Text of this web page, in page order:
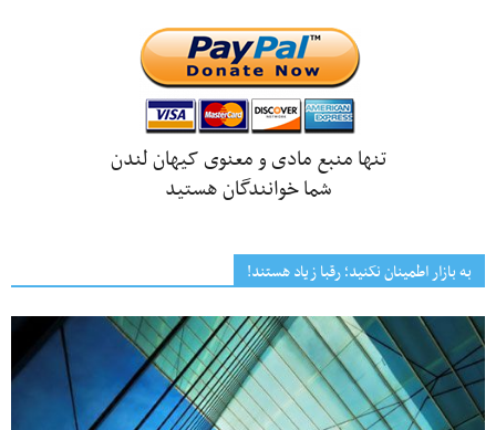
تنها منبع مادی و معنوی کیهان لندن
شما خوانندگان هستید
به بازار اطمینان نکنید؛ رقبا زیاد هستند!